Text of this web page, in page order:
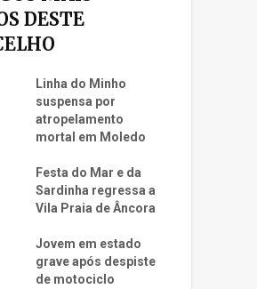
DESTE
Linha do Minho
suspensa por
atropelamento
mortal em Moledo
Festa do Mar e da
Sardinha regressa a
Vila Praia de Âncora
Jovem em estado
grave após despiste
de motociclo